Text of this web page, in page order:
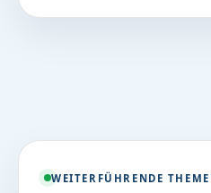
WEITERFÜHRENDE